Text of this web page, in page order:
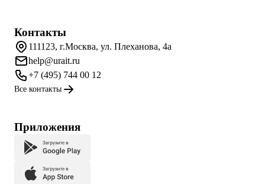
Контакты
111123, г.Москва, ул. Плеханова, 4а
help@urait.ru
+7 (495) 744 00 12
Все контакты
Приложения